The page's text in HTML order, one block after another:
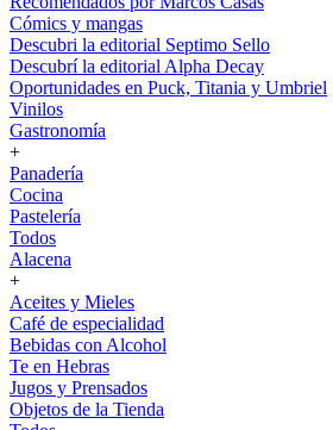
Cómics y mangas
Descubri la editorial Septimo Sello
Descubrí la editorial Alpha Decay
Oportunidades en Puck, Titania y Umbriel
Vinilos
Gastronomía
+
Panadería
Cocina
Pastelería
Todos
Alacena
+
Aceites y Mieles
Café de especialidad
Bebidas con Alcohol
Te en Hebras
Jugos y Prensados
Objetos de la Tienda